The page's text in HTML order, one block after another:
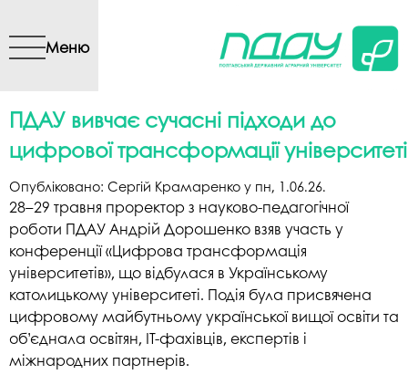
вмісту
Меню
ПДАУ вивчає сучасні підходи до
цифрової трансформації
Опубліковано: Сергій Крамаренко у пн, 1.06.26.
28–29 травня проректор з науково-педагогічної
роботи ПДАУ Андрій Дорошенко взяв участь у
конференції «Цифрова трансформація
університетів», що відбулася в Українському
католицькому університеті. Подія була присвячена
цифровому майбутньому української вищої освіти та
об’єднала освітян, ІТ-фахівців, експертів і
міжнародних партнерів.